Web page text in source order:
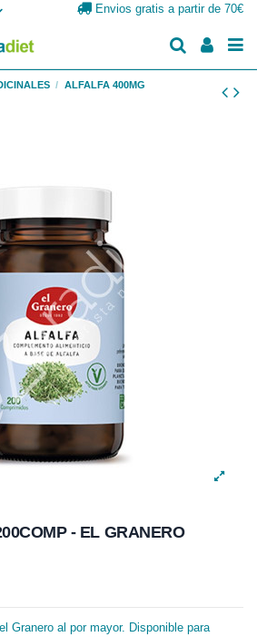
Envios gratis a partir de 70€
ALFALFA 400MG
- EL GRANERO
Granero al por mayor. Disponible para